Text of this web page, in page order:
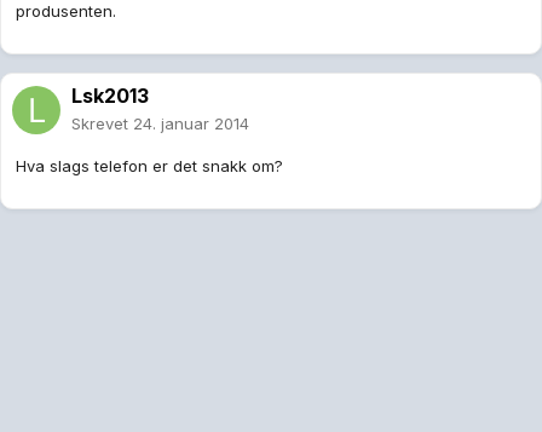
produsenten.
Lsk2013
Skrevet 24. januar 2014
Hva slags telefon er det snakk om?